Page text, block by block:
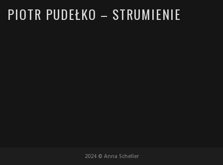
PIOTR PUDEŁKO – STRUMIENIE
2024 © Anna Scheller